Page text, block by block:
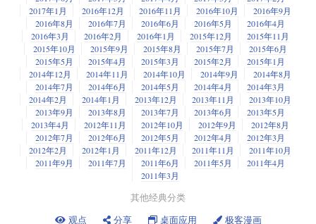
2017年1月
2016年12月 2016年11月 2016年10月
2016年9月
2016年8月
2016年7月 2016年6月 2016年5月
2016年4月
2016年3月
2016年2月 2016年1月 2015年12月
2015年11月
2015年10月
2015年9月 2015年8月 2015年7月
2015年6月
2015年5月
2015年4月 2015年3月 2015年2月
2015年1月
2014年12月
2014年11月 2014年10月 2014年9月
2014年8月
2014年7月
2014年6月 2014年5月 2014年4月
2014年3月
2014年2月
2014年1月 2013年12月 2013年11月
2013年10月
2013年9月
2013年8月 2013年7月 2013年6月
2013年5月
2013年4月
2012年11月 2012年10月 2012年9月
2012年8月
2012年7月
2012年6月 2012年5月 2012年4月
2012年3月
2012年2月
2012年1月 2011年12月 2011年11月
2011年10月
2011年9月
2011年7月 2011年6月 2011年5月
2011年4月
2011年3月
其他经典分类
观点
分享 桌面应用 极客漫画